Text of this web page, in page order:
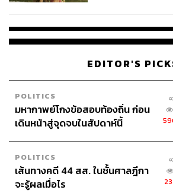
EDITOR'S
POLITICS
มหากาพย์โกงข้อสอบท้องถิ่น ก่อน
เดินหน้าสู่จุดจบในสัปดาห์นี้
POLITICS
เส้นทางคดี 44 สส. ในชั้นศาลฎีกา
จะรู้ผลเมื่อไร